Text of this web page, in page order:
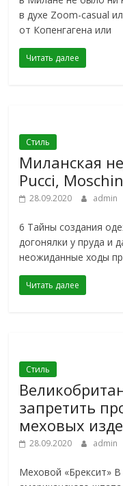
в духе Zoom-casual
от Копенгагена или
Читать далее
Стиль
Миланская
Pucci,
28.09.2020 admin
6 Тайны создания
догонялки у пруда и
неожиданные ходы
Читать далее
Стиль
запретить
меховых
28.09.2020 admin
Меховой «Брексит»